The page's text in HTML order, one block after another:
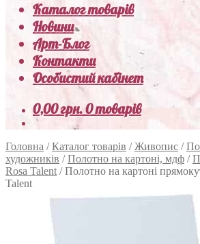
Каталог товарів
Новини
Арт-Блог
Контакти
Особистий кабінет
0,00грн.0 товарів
Головна /Каталог товарів /Живопис /
художників /Полотно на картоні, мдф /
Rosa Talent /Полотно на картоні
Talent